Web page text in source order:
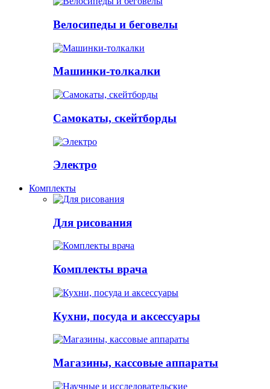
Велосипеды и беговелы
Машинки-толкалки
Самокаты, скейтборды
Электро
Комплекты
Для рисования
Комплекты врача
Кухни, посуда и аксессуары
Магазины, кассовые аппараты